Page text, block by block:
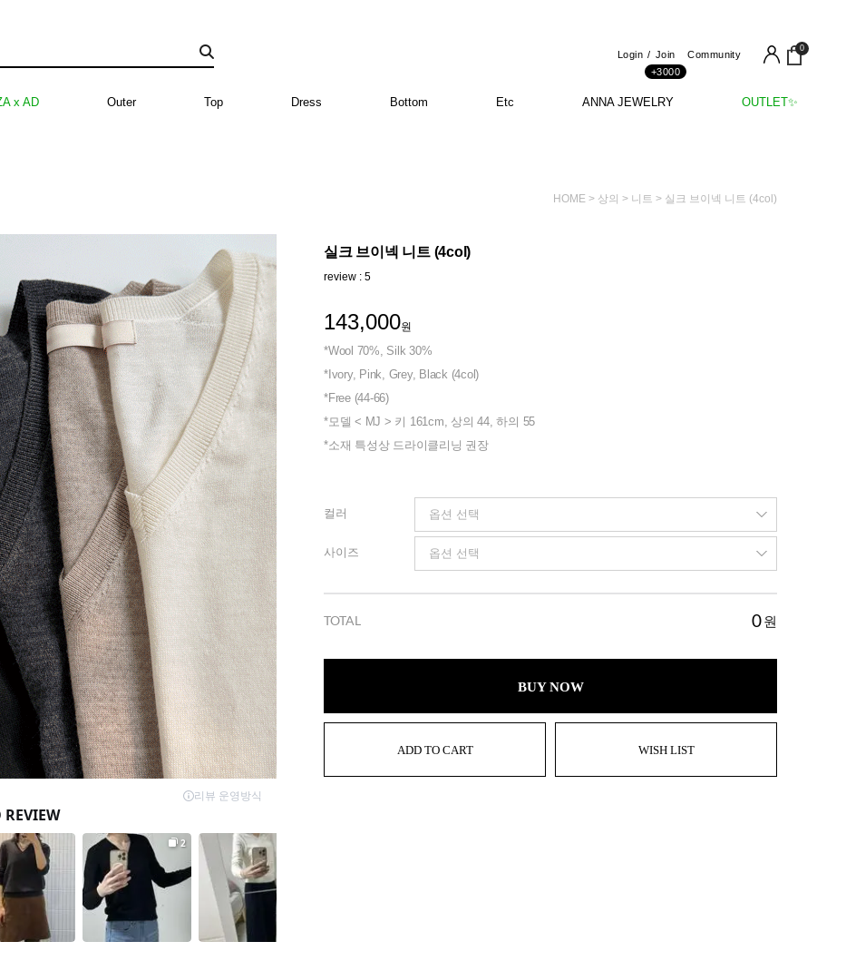
Login
Join
+3000
Community
0
x AD Outer Top Dress Bottom Etc ANNA JEWELRY OUTLET✨
HOME > 상의 > 니트 > 실크 브이넥 니트 (4col)
실크 브이넥 니트 (4col)
review : 5
143,000원
*Wool 70%, Silk 30%
*Ivory, Pink, Grey, Black (4col)
*Free (44-66)
*모델 < MJ > 키 161cm, 상의 44, 하의 55
*소재 특성상 드라이클리닝 권장
컬러
사이즈
TOTAL 0원
BUY NOW
ADD TO CART WISH LIST